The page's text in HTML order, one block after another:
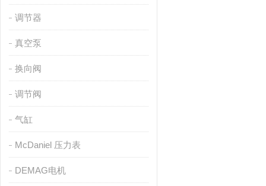
调节器
真空泵
换向阀
调节阀
气缸
McDaniel 压力表
DEMAG电机